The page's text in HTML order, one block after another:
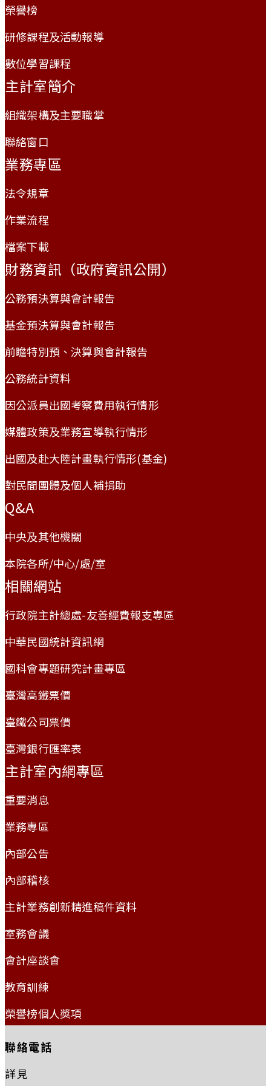
榮譽榜
研修課程及活動報導
數位學習課程
主計室簡介
組織架構及主要職掌
聯絡窗口
業務專區
法令規章
作業流程
檔案下載
財務資訊（政府資訊公開）
公務預決算與會計報告
基金預決算與會計報告
前瞻特別預、決算與會計報告
公務統計資料
因公派員出國考察費用執行情形
媒體政策及業務宣導執行情形
出國及赴大陸計畫執行情形(基金)
對民間團體及個人補捐助
Q&A
中央及其他機關
本院各所/中心/處/室
相關網站
行政院主計總處-友善經費報支專區
中華民國統計資訊網
國科會專題研究計畫專區
臺灣高鐵票價
臺鐵公司票價
臺灣銀行匯率表
主計室內網專區
重要消息
業務專區
內部公告
內部稽核
主計業務創新精進稿件資料
室務會議
會計座談會
教育訓練
榮譽榜個人獎項
聯絡電話
詳見